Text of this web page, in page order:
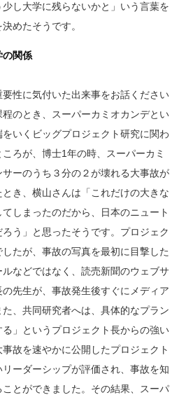
し大学に残らないかと」いう言葉を
めたそうです。
の関係
性に気付いた出来事をお話ください
のとき、スーパーカミオカンデとい
いくビッグプロジェクト研究に関わ
ろが、博士1年の時、スーパーカミ
ーのうち３分の２が壊れる大事故が
き、横山さんは「これだけの大きな
しまったのだから、日本のニュート
う」と思ったそうです。プロジェク
たが、事故の写真を最初に目撃した
などではなく、読売新聞のウェブサ
先生が、事故発生後すぐにメディア
、共同研究者へは、具体的なプラン
」というプロジェクト長からの強い
故を速やかに公開したプロジェクト
ーダーシップが評価され、事故を知
とができました。その結果、スーパ